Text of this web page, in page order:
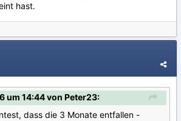
hast.
um 14:44 von Peter23:
dass die 3 Monate entfallen -